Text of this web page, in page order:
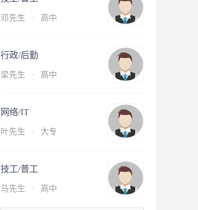
邓先生 · 高中
行政/后勤
梁先生 · 高中
网络/IT
叶先生 · 大专
技工/普工
马先生 · 高中